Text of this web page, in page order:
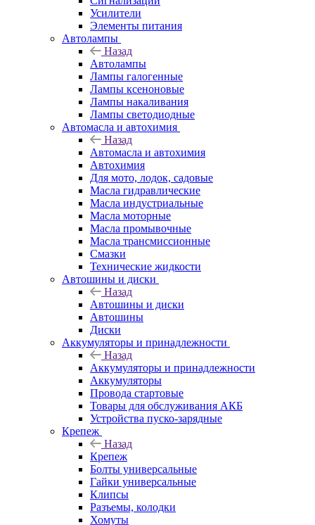
Усилители
Элементы питания
Автолампы
Назад
Автолампы
Лампы галогенные
Лампы ксеноновые
Лампы накаливания
Лампы светодиодные
Автомасла и автохимия
Назад
Автомасла и автохимия
Автохимия
Для мото, лодок, садовые
Масла гидравлические
Масла индустриальные
Масла моторные
Масла промывочные
Масла трансмиссионные
Смазки
Технические жидкости
Автошины и диски
Назад
Автошины и диски
Автошины
Диски
Аккумуляторы и принадлежности
Назад
Аккумуляторы и принадлежности
Аккумуляторы
Провода стартовые
Товары для обслуживания АКБ
Устройства пуско-зарядные
Крепеж
Назад
Крепеж
Болты универсальные
Гайки универсальные
Клипсы
Разъемы, колодки
Хомуты